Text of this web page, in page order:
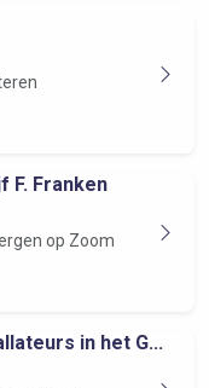
F. Franken
op Zoom
in het G...